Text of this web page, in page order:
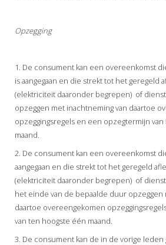
Opzegging
1. De consument kan een overeenkomst
is aangegaan en die strekt tot het geregeld
(elektriciteit daaronder begrepen) of
opzeggen met inachtneming van daartoe
opzeggingsregels en een opzegtermijn
maand.
2. De consument kan een overeenkomst
aangegaan en die strekt tot het geregeld
(elektriciteit daaronder begrepen) of
het einde van de bepaalde duur opzeggen
daartoe overeengekomen
van ten hoogste één maand.
3. De consument kan de in de vorige